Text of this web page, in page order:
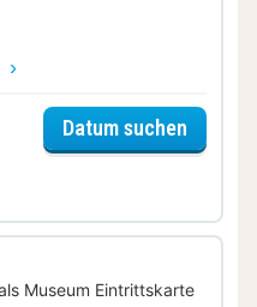
Datum suchen
Museum Eintrittskarte